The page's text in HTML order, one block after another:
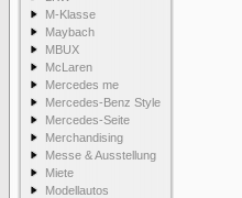
M-Klasse
Maybach
MBUX
McLaren
Mercedes me
Mercedes-Benz Style
Mercedes-Seite
Merchandising
Messe & Ausstellung
Miete
Modellautos